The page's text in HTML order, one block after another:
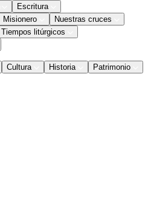
Escritura
Misionero
Nuestras cruces
Tiempos litúrgicos
Cultura Historia
Patrimonio